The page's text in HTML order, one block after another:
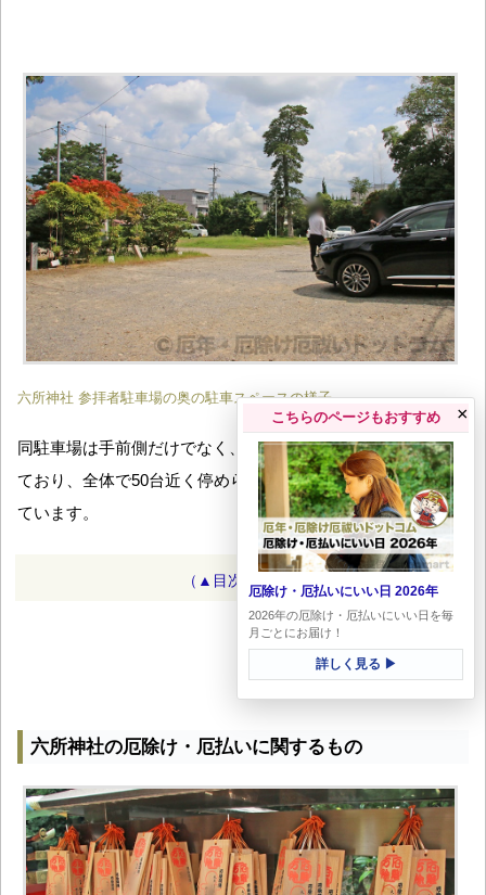
六所神社 参拝者駐車場の奥の駐車スペースの様子
同駐車場は手前側だけでなく、奥にも広くスペースがとられ
ており、全体で50台近く停められる比較的広い駐車場となっ
ています。
（▲目次に戻る）
六所神社の厄除け・厄払いに関するもの
こちらのページもおすすめ
厄除け・厄払いにいい日 2026年
2026年の厄除け・厄払いにいい日を毎
月ごとにお届け！
詳しく見る ▶
×